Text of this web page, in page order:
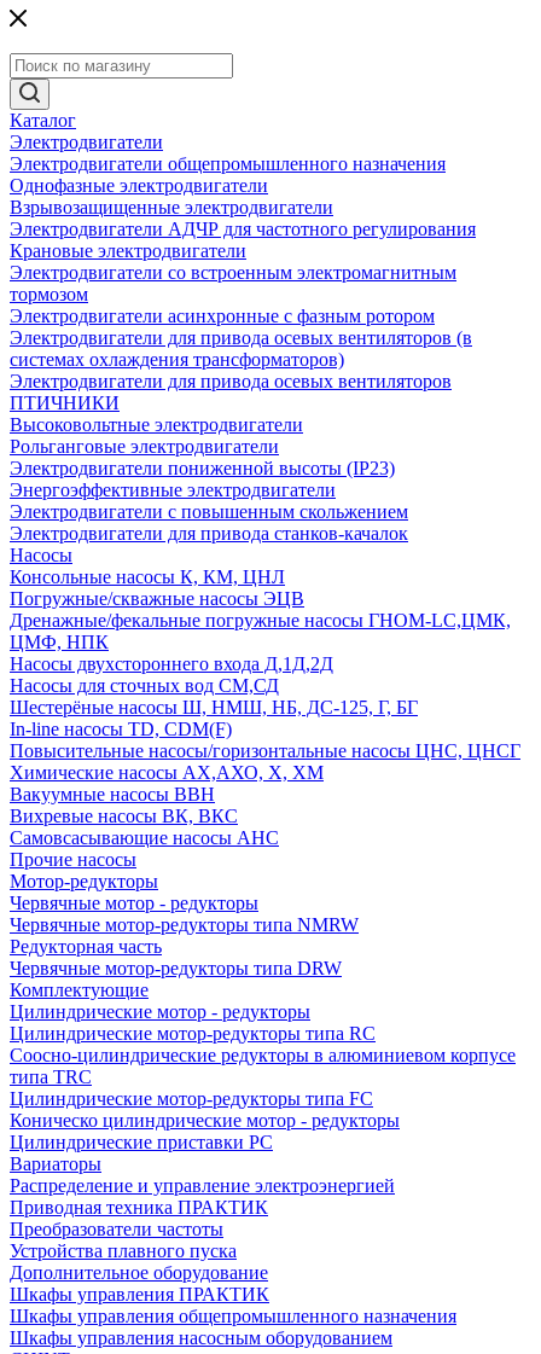
Каталог
Электродвигатели
Электродвигатели общепромышленного назначения
Однофазные электродвигатели
Взрывозащищенные электродвигатели
Электродвигатели АДЧР для частотного регулирования
Крановые электродвигатели
Электродвигатели со встроенным электромагнитным
тормозом
Электродвигатели асинхронные с фазным ротором
Электродвигатели для привода осевых вентиляторов (в
системах охлаждения трансформаторов)
Электродвигатели для привода осевых вентиляторов
ПТИЧНИКИ
Высоковольтные электродвигатели
Рольганговые электродвигатели
Электродвигатели пониженной высоты (IP23)
Энергоэффективные электродвигатели
Электродвигатели с повышенным скольжением
Электродвигатели для привода станков-качалок
Насосы
Консольные насосы К, КМ, ЦНЛ
Погружные/скважные насосы ЭЦВ
Дренажные/фекальные погружные насосы ГНОМ-LC,ЦМК,
ЦМФ, НПК
Насосы двухстороннего входа Д,1Д,2Д
Насосы для сточных вод СМ,СД
Шестерёные насосы Ш, НМШ, НБ, ДС-125, Г, БГ
In-line насосы TD, CDM(F)
Повысительные насосы/горизонтальные насосы ЦНС, ЦНСГ
Химические насосы АХ,АХО, Х, ХМ
Вакуумные насосы ВВН
Вихревые насосы ВК, ВКС
Самовсасывающие насосы АНС
Прочие насосы
Мотор-редукторы
Червячные мотор - редукторы
Червячные мотор-редукторы типа NMRW
Редукторная часть
Червячные мотор-редукторы типа DRW
Комплектующие
Цилиндрические мотор - редукторы
Цилиндрические мотор-редукторы типа RC
Соосно-цилиндрические редукторы в алюминиевом корпусе
типа TRC
Цилиндрические мотор-редукторы типа FC
Коническо цилиндрические мотор - редукторы
Цилиндрические приставки PC
Вариаторы
Распределение и управление электроэнергией
Приводная техника ПРАКТИК
Преобразователи частоты
Устройства плавного пуска
Дополнительное оборудование
Шкафы управления ПРАКТИК
Шкафы управления общепромышленного назначения
Шкафы управления насосным оборудованием